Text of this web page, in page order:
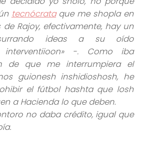
tecnócrataque me shopla en
Rajoy, efectivamente, hay un
ideas a su oído
interventiioon» -. Como iba
de que me interrumpiera el
guionesh inshidioshosh, he
el fútbol hashta que losh
a Hacienda lo que deben.
no daba crédito, igual que